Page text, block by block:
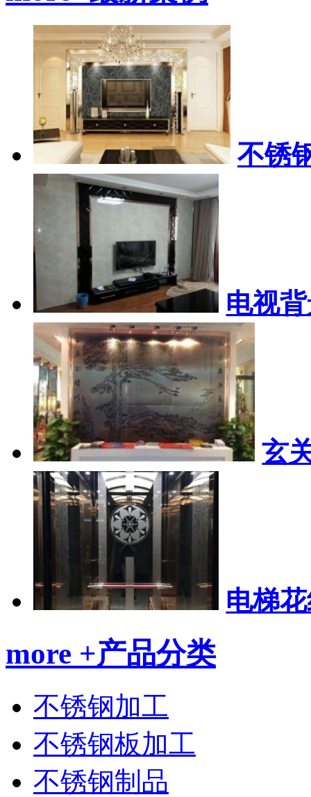
不锈
电视
玄
电梯
more +产品分类
不锈钢加工
不锈钢板加工
不锈钢制品